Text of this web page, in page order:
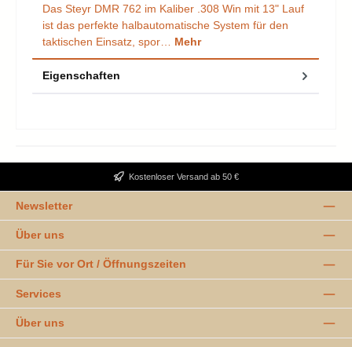
Das Steyr DMR 762 im Kaliber .308 Win mit 13" Lauf
ist das perfekte halbautomatische System für den
taktischen Einsatz, spor… Mehr
Eigenschaften
Kostenloser Versand ab 50 €
Newsletter
Über uns
Für Sie vor Ort / Öffnungszeiten
Services
Über uns